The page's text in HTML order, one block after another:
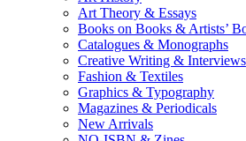
Art Theory & Essays
Books on Books & Artists’
Catalogues & Monographs
Creative Writing & Interviews
Fashion & Textiles
Graphics & Typography
Magazines & Periodicals
New Arrivals